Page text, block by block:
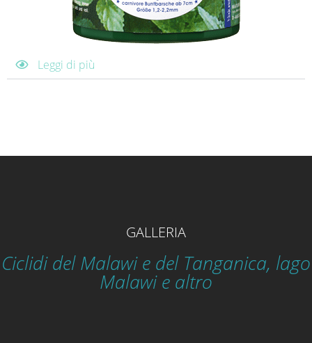
Leggi di più
GALLERIA
Ciclidi del Malawi e del Tanganica, lago
Malawi e altro